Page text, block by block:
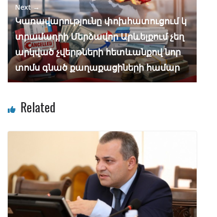
Next →
Կառավարությունը փոխհատուցում կ
տրամադրի Մերձավոր Արևելքում չեղ
արկված չվերթների հետևանքով նոր
տոմս գնած քաղաքացիների համար
Related